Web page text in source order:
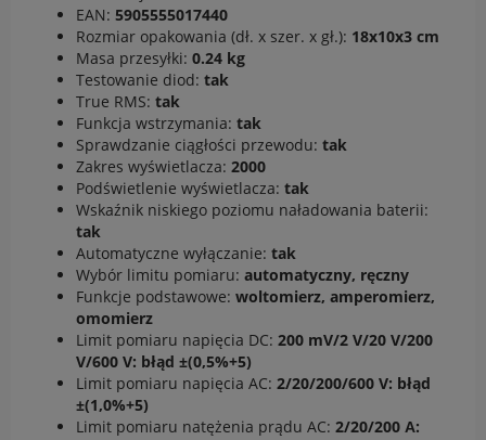
EAN: 5905555017440
Rozmiar opakowania (dł. x szer. x gł.): 18x10x3 cm
Masa przesyłki: 0.24 kg
Testowanie diod: tak
True RMS: tak
Funkcja wstrzymania: tak
Sprawdzanie ciągłości przewodu: tak
Zakres wyświetlacza: 2000
Podświetlenie wyświetlacza: tak
Wskaźnik niskiego poziomu naładowania baterii:
tak
Automatyczne wyłączanie: tak
Wybór limitu pomiaru: automatyczny, ręczny
Funkcje podstawowe: woltomierz, amperomierz,
omomierz
Limit pomiaru napięcia DC: 200 mV/2 V/20 V/200
V/600 V: błąd ±(0,5%+5)
Limit pomiaru napięcia AC: 2/20/200/600 V: błąd
±(1,0%+5)
Limit pomiaru natężenia prądu AC: 2/20/200 А: